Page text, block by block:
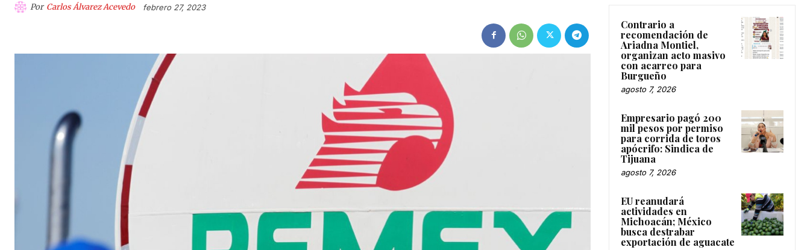
Por Carlos Álvarez Acevedo febrero 27, 2023
Contrario a
recomendación de
Ariadna Montiel,
organizan acto masivo
con acarreo para
Burgueño
agosto 7, 2026
Empresario pagó 200
mil pesos por permiso
para corrida de toros
apócrifo: Sindica de
Tijuana
agosto 7, 2026
EU reanudará
actividades en
Michoacán; México
busca destrabar
exportación de aguacate